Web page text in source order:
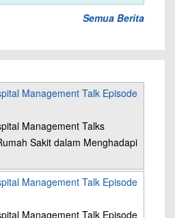
Semua Berita
Management Talk Episode
Management Talks
Sakit dalam Menghadapi
Management Talk Episode
Management Talk Episode